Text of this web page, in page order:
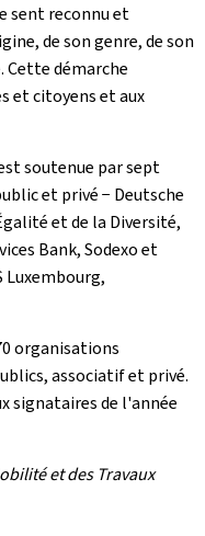
sent reconnu et
de son genre, de son
Cette démarche
et citoyens et aux
soutenue par sept
et privé − Deutsche
et de la Diversité,
Bank, Sodexo et
Luxembourg,
organisations
associatif et privé.
signataires de l'année
et des Travaux